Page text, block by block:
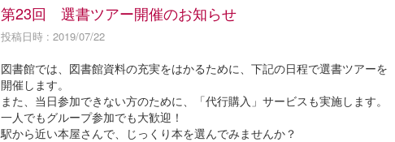
第23回 選書ツアー開催のお知らせ
投稿日時 : 2019/07/22
図書館では、図書館資料の充実をはかるために、下記の日程で選書ツアーを
開催します。
また、当日参加できない方のために、「代行購入」サービスも実施します。
一人でもグループ参加でも大歓迎！
駅から近い本屋さんで、じっくり本を選んでみませんか？